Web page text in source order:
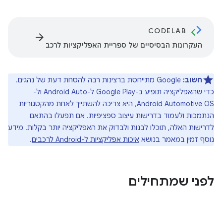
CODELAB
העקרונות הבסיסיים של ספריית האפליקציות לרכב
arrow_forward
חשוב:
Google מתייחסת ברצינות רבה להסחת דעת של נהגים.
כדי שהאפליקציה תופיע ב-Google Play ל-Android Auto ול-
Android Automotive OS, היא צריכה להשתייך לאחת מהקטגוריות
הנתמכות ולעמוד בדרישות עיצוב ספציפיות. אם תפעלו בהתאם
לדרישות האלה, תוכלו לבנות ולבדוק את האפליקציה יותר בקלות. מידע
נוסף זמין במאמר בנושא איכות אפליקציות ל-Android לרכבים .
לפני שמתחילים